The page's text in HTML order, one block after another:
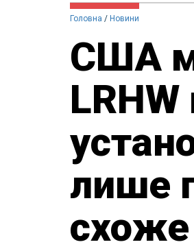
Головна Новини
США
лише
схоже